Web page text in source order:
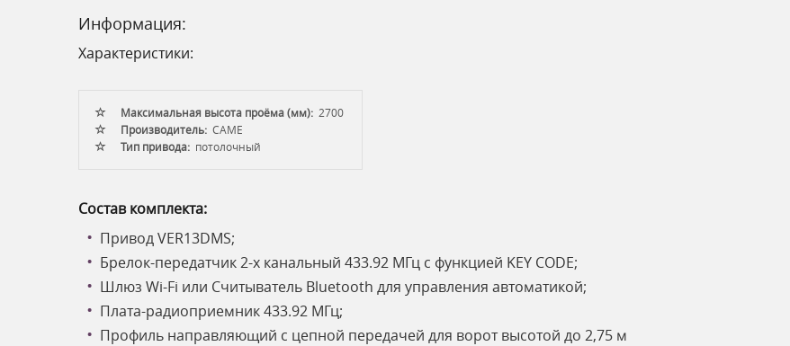
Информация:
Характеристики:
Максимальная высота проёма (мм): 2700
Производитель: CAME
Тип привода: потолочный
Состав комплекта:
Привод VER13DMS;
Брелок-передатчик 2-х канальный 433.92 МГц с функцией KEY CODE;
Шлюз Wi-Fi или Считыватель Bluetooth для управления автоматикой;
Плата-радиоприемник 433.92 МГц;
Профиль направляющий с цепной передачей для ворот высотой до 2,75 м